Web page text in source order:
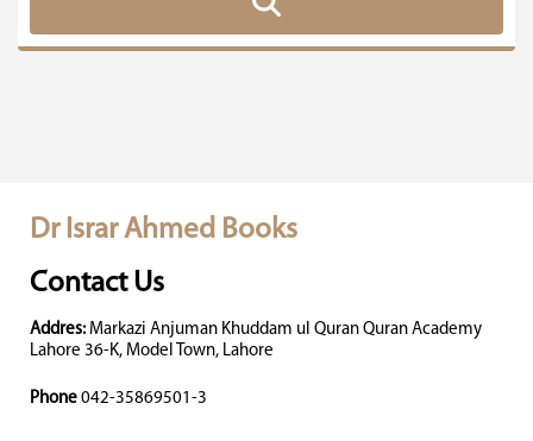
Dr Israr Ahmed Books
Contact Us
Addres: Markazi Anjuman Khuddam ul Quran Quran Academy
Lahore 36-K, Model Town, Lahore
Phone 042-35869501-3